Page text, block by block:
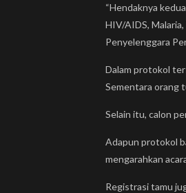
“Hendaknya
HIV/AIDS,
Penyelenggara
Dalam protokol
Sementara orang
Selain itu, calon
Adapun protokol
mengarahkan
Registrasi tamu